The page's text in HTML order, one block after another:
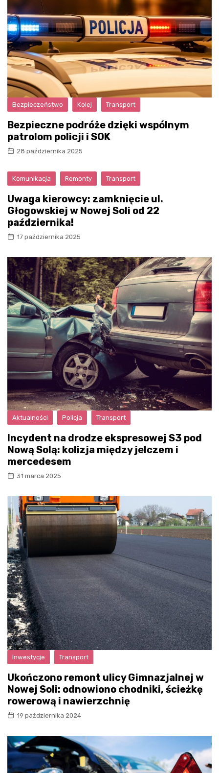
Bezpieczeństwo Kolej Transport
Bezpieczne podróże dzięki wspólnym
patrolom policji i SOK
28 października 2025
Komunikacja Remonty Transport
Uwaga kierowcy: zamknięcie ul.
Głogowskiej w Nowej Soli od 22
października!
17 października 2025
Aktualności Policja Transport
Incydent na drodze ekspresowej S3 pod
Nową Solą: kolizja między jelczem i
mercedesem
31 marca 2025
Inwestycje Transport
Ukończono remont ulicy Gimnazjalnej w
Nowej Soli: odnowiono chodniki, ścieżkę
rowerową i nawierzchnię
19 października 2024